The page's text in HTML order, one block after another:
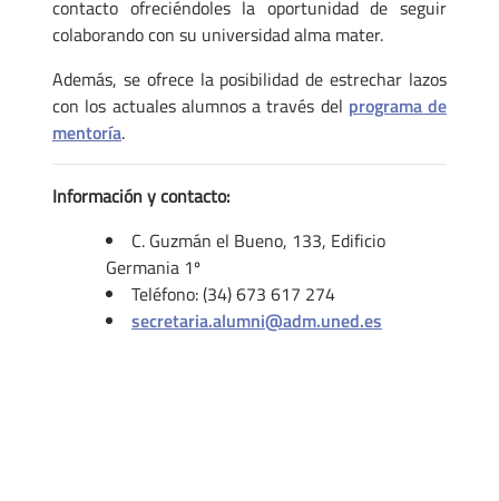
contacto ofreciéndoles la oportunidad de seguir
colaborando con su universidad alma mater.
Además, se ofrece la posibilidad de estrechar lazos
con los actuales alumnos a través del programa de
mentoría.
Información y contacto:
C. Guzmán el Bueno, 133, Edificio
Germania 1º
Teléfono: (34) 673 617 274
secretaria.alumni@adm.uned.es